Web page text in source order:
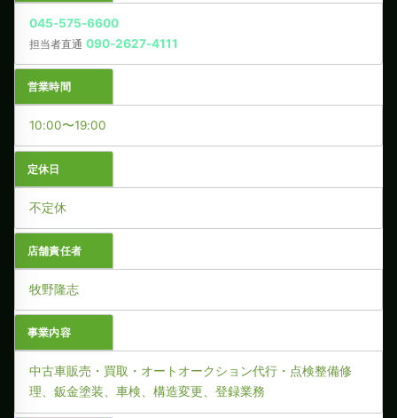
045-575-6600
担当者直通 090-2627-4111
営業時間
10:00〜19:00
定休日
不定休
店舗責任者
牧野隆志
事業内容
中古車販売・買取・オートオークション代行・点検整備修
理、鈑金塗装、車検、構造変更、登録業務